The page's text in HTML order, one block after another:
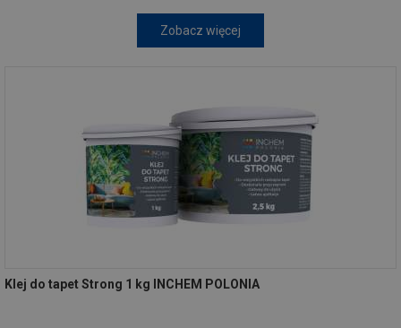
Zobacz więcej
Klej do tapet Strong 1 kg INCHEM POLONIA